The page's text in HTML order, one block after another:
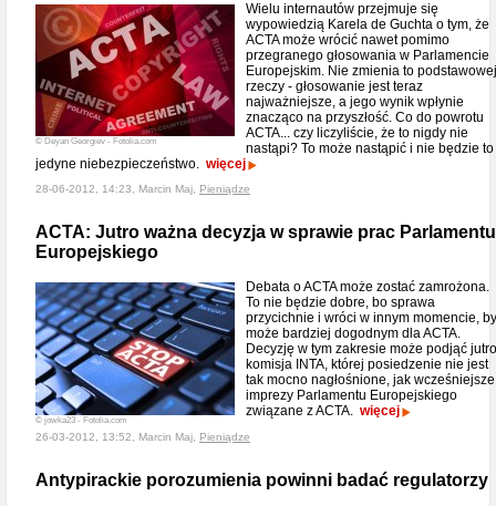
© Deyan Georgiev - Fotolia.com
Wielu internautów przejmuje się
wypowiedzią Karela de Guchta o tym, że
ACTA może wrócić nawet pomimo
przegranego głosowania w Parlamencie
Europejskim. Nie zmienia to podstawowej
rzeczy - głosowanie jest teraz
najważniejsze, a jego wynik wpłynie
znacząco na przyszłość. Co do powrotu
ACTA... czy liczyliście, że to nigdy nie
nastąpi? To może nastąpić i nie będzie to
jedyne niebezpieczeństwo. więcej
28-06-2012, 14:23, Marcin Maj, Pieniądze
ACTA: Jutro ważna decyzja w sprawie prac Parlamentu
Europejskiego
© jowka23 - Fotolia.com
Debata o ACTA może zostać zamrożona.
To nie będzie dobre, bo sprawa
przycichnie i wróci w innym momencie,
może bardziej dogodnym dla ACTA.
Decyzję w tym zakresie może podjąć jutro
komisja INTA, której posiedzenie nie jest
tak mocno nagłośnione, jak wcześniejsze
imprezy Parlamentu Europejskiego
związane z ACTA. więcej
26-03-2012, 13:52, Marcin Maj, Pieniądze
Antypirackie porozumienia powinni badać regulatorzy